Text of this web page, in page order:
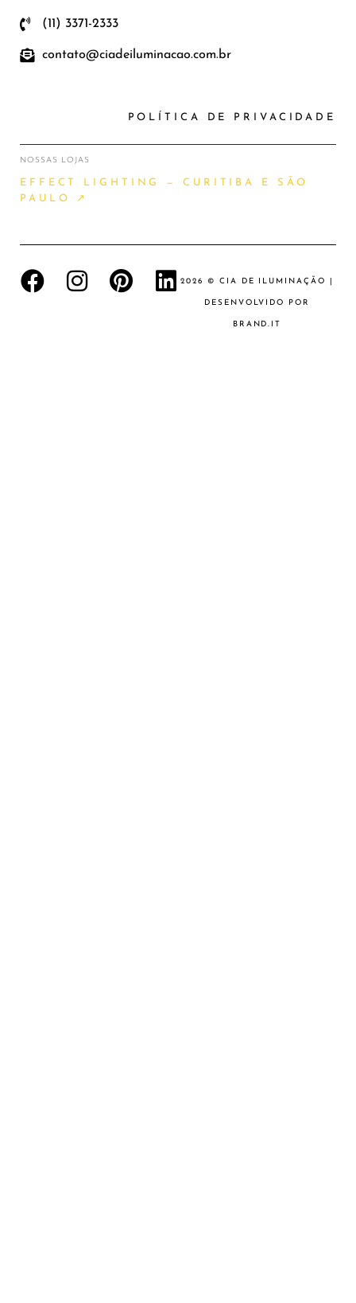
(11) 3371-2333
contato@ciadeiluminacao.com.br
POLÍTICA DE PRIVACIDADE
NOSSAS LOJAS
EFFECT LIGHTING — CURITIBA E SÃO
PAULO ↗
2026 © CIA DE ILUMINAÇÃO |
DESENVOLVIDO POR
BRAND.IT